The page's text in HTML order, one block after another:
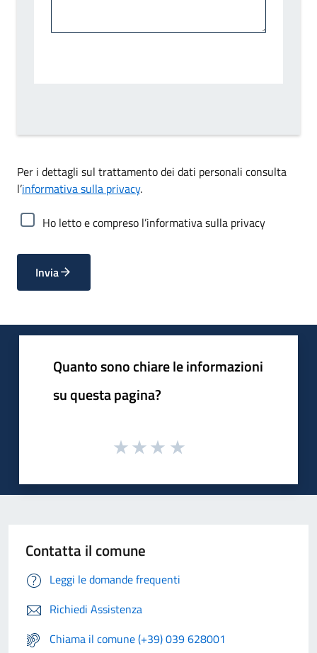
Per i dettagli sul trattamento dei dati personali consulta
l’informativa sulla privacy.
Ho letto e compreso l’informativa sulla privacy
Invia
Quanto sono chiare le informazioni
su questa pagina?
Contatta il comune
Leggi le domande frequenti
Richiedi Assistenza
Chiama il comune (+39) 039 628001